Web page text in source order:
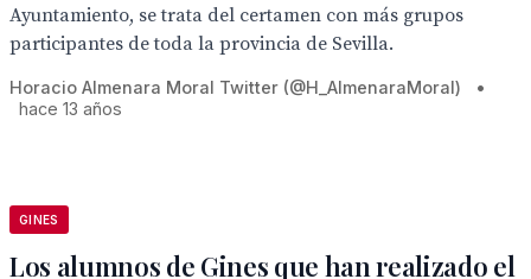
Ayuntamiento, se trata del certamen con más grupos
participantes de toda la provincia de Sevilla.
Horacio Almenara Moral Twitter (@H_AlmenaraMoral)
•
hace 13 años
GINES
Los alumnos de Gines que han realizado el